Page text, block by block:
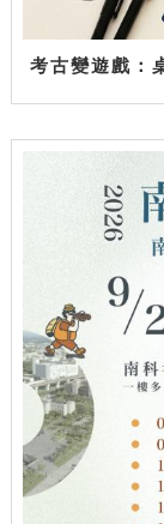
考古變遊戲：